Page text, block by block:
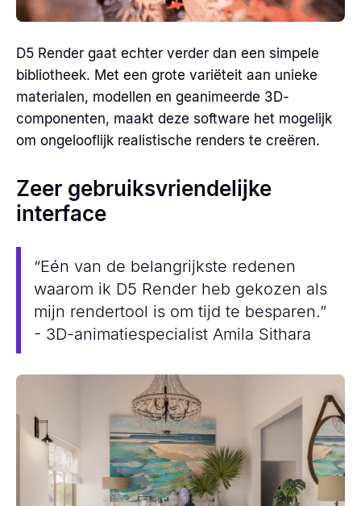
D5 Render gaat echter verder dan een simpele
bibliotheek. Met een grote variëteit aan unieke
materialen, modellen en geanimeerde 3D-
componenten, maakt deze software het mogelijk
om ongelooflijk realistische renders te creëren.
Zeer gebruiksvriendelijke
interface
“Eén van de belangrijkste redenen
waarom ik D5 Render heb gekozen als
mijn rendertool is om tijd te besparen.”
- 3D-animatiespecialist Amila Sithara